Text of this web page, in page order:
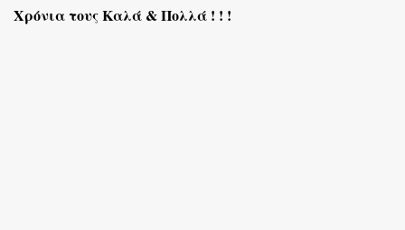
Χρόνια τους Καλά & Πολλά ! ! !